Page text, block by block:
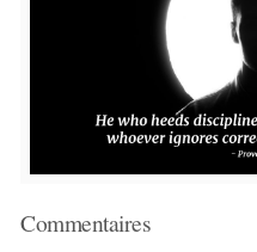
Commentaires